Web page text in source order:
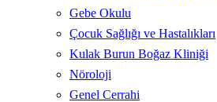
Gebe Okulu
Çocuk Sağlığı ve Hastalıkları
Kulak Burun Boğaz Kliniği
Nöroloji
Genel Cerrahi